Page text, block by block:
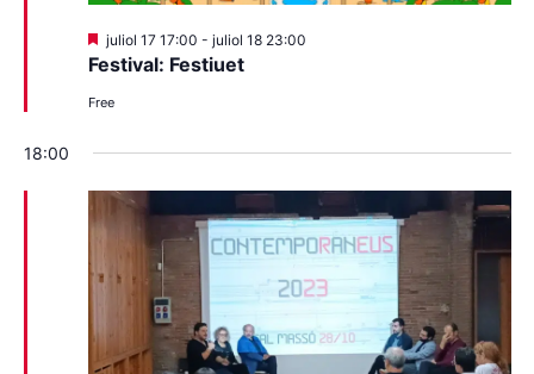
Festival: Festiuet
Destacats
juliol 17 17:00 - juliol 18 23:00
Free
18:00